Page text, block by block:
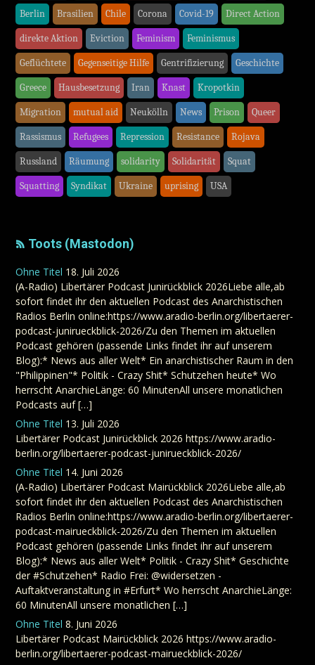
Berlin Brasilien Chile Corona Covid-19 Direct Action
direkte Aktion Eviction Feminism Feminismus
Geflüchtete Gegenseitige Hilfe Gentrifizierung Geschichte
Greece Hausbesetzung Iran Knast Kropotkin
Migration mutual aid Neukölln News Prison Queer
Rassismus Refugees Repression Resistance Rojava
Russland Räumung solidarity Solidarität Squat
Squatting Syndikat Ukraine uprising USA
Toots (Mastodon)
Ohne Titel 18. Juli 2026
(A-Radio) Libertärer Podcast Junirückblick 2026Liebe alle,ab
sofort findet ihr den aktuellen Podcast des Anarchistischen
Radios Berlin online:https://www.aradio-berlin.org/libertaerer-
podcast-junirueckblick-2026/Zu den Themen im aktuellen
Podcast gehören (passende Links findet ihr auf unserem
Blog):* News aus aller Welt* Ein anarchistischer Raum in den
"Philippinen"* Politik - Crazy Shit* Schutzehen heute* Wo
herrscht AnarchieLänge: 60 MinutenAll unsere monatlichen
Podcasts auf […]
Ohne Titel 13. Juli 2026
Libertärer Podcast Junirückblick 2026 https://www.aradio-
berlin.org/libertaerer-podcast-junirueckblick-2026/
Ohne Titel 14. Juni 2026
(A-Radio) Libertärer Podcast Mairückblick 2026Liebe alle,ab
sofort findet ihr den aktuellen Podcast des Anarchistischen
Radios Berlin online:https://www.aradio-berlin.org/libertaerer-
podcast-mairueckblick-2026/Zu den Themen im aktuellen
Podcast gehören (passende Links findet ihr auf unserem
Blog):* News aus aller Welt* Politik - Crazy Shit* Geschichte
der #Schutzehen* Radio Frei: @widersetzen -
Auftaktveranstaltung in #Erfurt* Wo herrscht AnarchieLänge:
60 MinutenAll unsere monatlichen […]
Ohne Titel 8. Juni 2026
Libertärer Podcast Mairückblick 2026 https://www.aradio-
berlin.org/libertaerer-podcast-mairueckblick-2026/